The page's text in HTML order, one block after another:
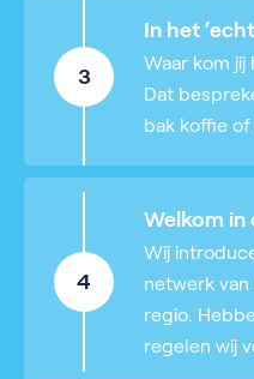
3
In het
Waar kom
Dat
bak koffie of
4
Welkom in
Wij
netwerk van
regio.
regelen wij